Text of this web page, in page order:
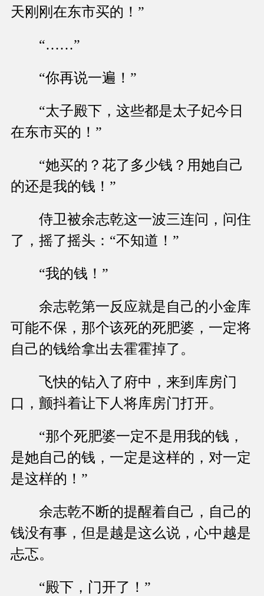
天刚刚在东市买的！”
“……”
“你再说一遍！”
“太子殿下，这些都是太子妃今日
在东市买的！”
“她买的？花了多少钱？用她自己
的还是我的钱！”
侍卫被余志乾这一波三连问，问住
了，摇了摇头：“不知道！”
“我的钱！”
余志乾第一反应就是自己的小金库
可能不保，那个该死的死肥婆，一定将
自己的钱给拿出去霍霍掉了。
飞快的钻入了府中，来到库房门
口，颤抖着让下人将库房门打开。
“那个死肥婆一定不是用我的钱，
是她自己的钱，一定是这样的，对一定
是这样的！”
余志乾不断的提醒着自己，自己的
钱没有事，但是越是这么说，心中越是
忐忑。
“殿下，门开了！”